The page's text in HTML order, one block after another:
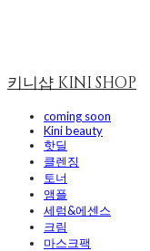
키니샵 KINI SHOP
coming soon
Kini beauty
핫딜
클렌징
토너
앰플
세럼&에센스
크림
마스크팩